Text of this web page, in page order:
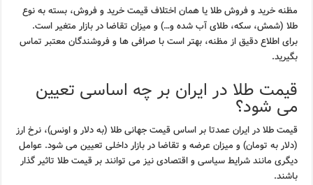
مظنه خرید و فروش طلا یا همان اختلاف قیمت خرید و فروش، بسته به نوع
طلا (شمش، سکه، طلای آب شده و…) و میزان تقاضا در بازار متغیر است.
برای اطلاع دقیق از مظنه، بهتر است با صرافی ها و فروشندگان معتبر تماس
بگیرید.
قیمت طلا در ایران بر چه اساسی تعیین
می شود؟
قیمت طلا در ایران عمدتا بر اساس قیمت جهانی طلا (به دلار و اونس)، نرخ ارز
(دلار به تومان) و میزان عرضه و تقاضا در بازار داخلی تعیین می شود. عوامل
دیگری مانند شرایط سیاسی و اقتصادی نیز می توانند بر قیمت طلا تاثیر گذار
باشند.